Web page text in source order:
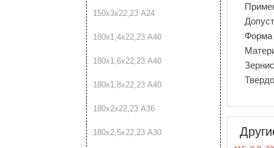
150х3х22,23 А24
180х1,4х22,23 А40
180х1,6х22,23 А40
180х1,8х22,23 А40
180х2х22,23 А36
180х2,5х22,23 А30
Форма